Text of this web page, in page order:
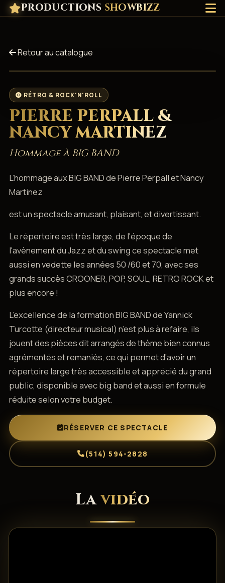
PRODUCTIONS SHOWBIZZ
Retour au catalogue
RÉTRO & ROCK'N'ROLL
PIERRE PERPALL &
NANCY MARTINEZ
Hommage à BIG BAND
L’hommage aux BIG BAND de Pierre Perpall et Nancy
Martinez
est un spectacle amusant, plaisant, et divertissant.
Le répertoire est très large, de l'époque de
l'avènement du Jazz et du swing ce spectacle met
aussi en vedette les années 50 /60 et 70, avec ses
grands succès CROONER, POP, SOUL, RETRO ROCK et
plus encore !
L’excellence de la formation BIG BAND de Yannick
Turcotte (directeur musical) n’est plus à refaire, ils
jouent des pièces dit arrangés de thème bien connus
agrémentés et remaniés, ce qui permet d’avoir un
répertoire large très accessible et apprécié du grand
public, disponible avec big band et aussi en formule
réduite selon votre budget.
RÉSERVER CE SPECTACLE
(514) 594-2828
Lavidéo